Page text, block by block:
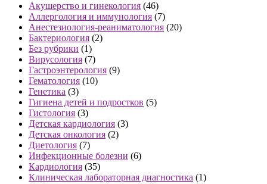
Акушерство и гинекология (46)
Аллергология и иммунология (7)
Анестезиология-реаниматология (20)
Бактериология (2)
Без рубрики (1)
Вирусология (7)
Гастроэнтерология (9)
Гематология (10)
Генетика (3)
Гигиена детей и подростков (5)
Гистология (3)
Детская кардиология (3)
Детская онкология (2)
Диетология (7)
Инфекционные болезни (6)
Кардиология (35)
Клиническая лабораторная диагностика (1)